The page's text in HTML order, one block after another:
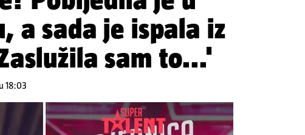
a sada je ispala iz
sam to...'
18:03